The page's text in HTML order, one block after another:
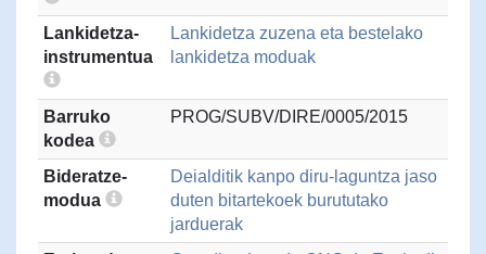
Lankidetza-
instrumentua
Lankidetza zuzena eta bestelako
lankidetza moduak
Barruko
kodea
PROG/SUBV/DIRE/0005/2015
Bideratze-
modua
Deialditik kanpo diru-laguntza jaso
duten bitartekoek burututako
jarduerak